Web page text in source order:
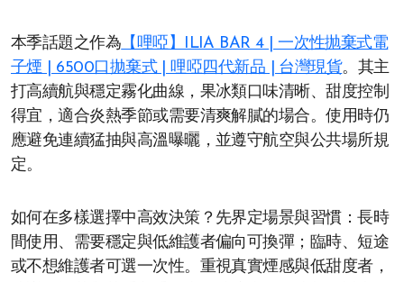
本季話題之作為 【哩啞】ILIA BAR 4 | 一次性抛棄式電
子煙 | 6500口拋棄式 | 哩啞四代新品 | 台灣現貨。其主
打高續航與穩定霧化曲線，果冰類口味清晰、甜度控制
得宜，適合炎熱季節或需要清爽解膩的場合。使用時仍
應避免連續猛抽與高溫曝曬，並遵守航空與公共場所規
定。
如何在多樣選擇中高效決策？先界定場景與習慣：長時
間使用、需要穩定與低維護者偏向可換彈；臨時、短途
或不想維護者可選一次性。重視真實煙感與低甜度者，